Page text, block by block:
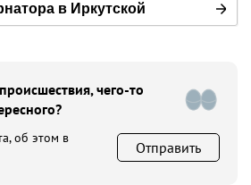
в Иркутской
чего-то
об этом в
Отправить